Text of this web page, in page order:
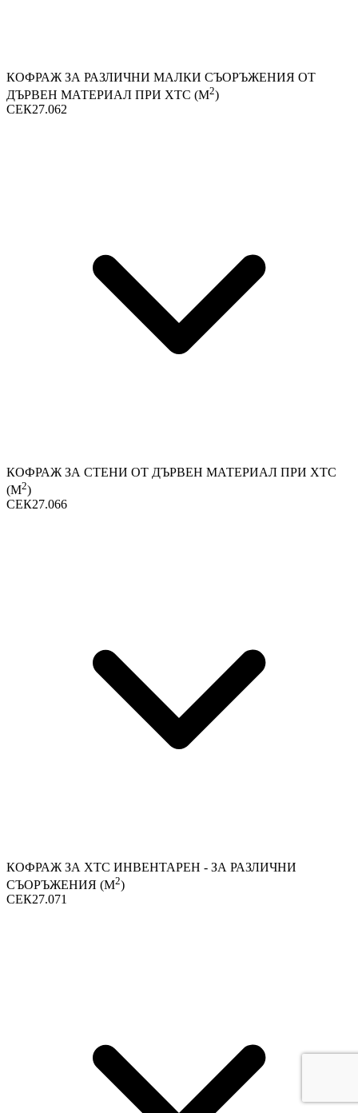
КОФРАЖ ЗА РАЗЛИЧНИ МАЛКИ СЪОРЪЖЕНИЯ ОТ
ДЪРВЕН МАТЕРИАЛ ПРИ ХТС (М2)
СЕК27.062
КОФРАЖ ЗА СТЕНИ ОТ ДЪРВЕН МАТЕРИАЛ ПРИ ХТС
(М2)
СЕК27.066
КОФРАЖ ЗА ХТС ИНВЕНТАРЕН - ЗА РАЗЛИЧНИ
СЪОРЪЖЕНИЯ (М2)
СЕК27.071